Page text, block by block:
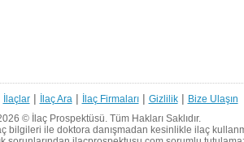
İlaçlar| İlaç Ara | İlaç Firmaları| Gizlilik| Bize Ulaşın
©
İlaç Prospektüsü. Tüm Hakları Saklıdır.
bilgileri ile doktora danışmadan kesinlikle ilaç